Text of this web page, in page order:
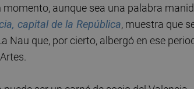
aunque sea una palabra
capital de la República, muestra que
Nau que, por cierto, albergó en ese